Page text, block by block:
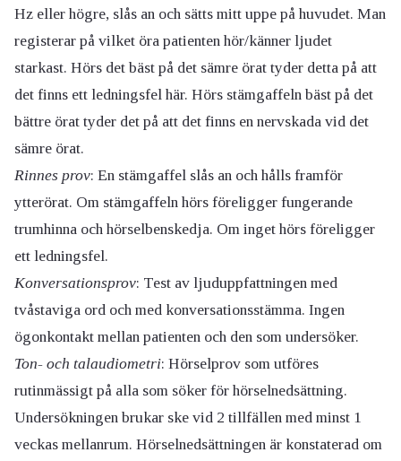
Hz eller högre, slås an och sätts mitt uppe på huvudet. Man
registerar på vilket öra patienten hör/känner ljudet
starkast. Hörs det bäst på det sämre örat tyder detta på att
det finns ett ledningsfel här. Hörs stämgaffeln bäst på det
bättre örat tyder det på att det finns en nervskada vid det
sämre örat.
Rinnes prov: En stämgaffel slås an och hålls framför
ytterörat. Om stämgaffeln hörs föreligger fungerande
trumhinna och hörselbenskedja. Om inget hörs föreligger
ett ledningsfel.
Konversationsprov: Test av ljuduppfattningen med
tvåstaviga ord och med konversationsstämma. Ingen
ögonkontakt mellan patienten och den som undersöker.
Ton- och talaudiometri: Hörselprov som utföres
rutinmässigt på alla som söker för hörselnedsättning.
Undersökningen brukar ske vid 2 tillfällen med minst 1
veckas mellanrum. Hörselnedsättningen är konstaterad om